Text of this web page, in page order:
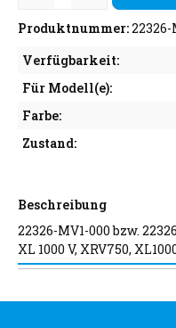
Produktnummer:22326-
Verfügbarkeit:
Für Modell(e):
Farbe:
Zustand:
Beschreibung
22326-MV1-000 bzw.
XL 1000 V, XRV750,